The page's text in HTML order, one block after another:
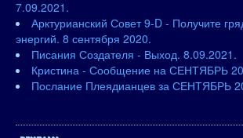
7.09.2021.
Арктурианский Совет 9-D - Получите
энергий. 8 сентября 2020.
Писания Создателя - Выход. 8.09.2021.
Кристина - Сообщение на СЕНТЯБРЬ
Послание Плеядианцев за СЕНТЯБРЬ